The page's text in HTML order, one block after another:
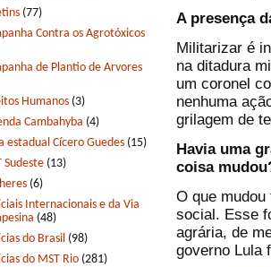
(77)
Contra os Agrotóxicos
de Plantio de Arvores
Humanos (3)
Cambahyba (4)
estadual Cícero Guedes (15)
Sudeste (13)
(6)
Internacionais e da Via
(48)
do Brasil (98)
do MST Rio (281)
A presença
Militarizar é
na ditadura
um coronel
nenhuma
grilagem de
Havia uma
coisa
O que
social. Esse
agrária, de
governo Lula